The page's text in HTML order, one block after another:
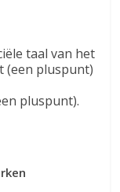
taal van het
(een pluspunt)
pluspunt).